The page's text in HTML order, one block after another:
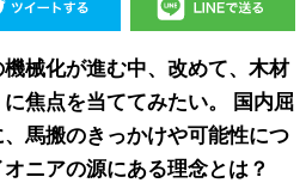
械化が進む中、改めて、木材
焦点を当ててみたい。 国内屈
馬搬のきっかけや可能性につ
ニアの源にある理念とは？